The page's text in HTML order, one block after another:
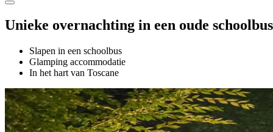
Unieke overnachting in een oude schoolbus
Slapen in een schoolbus
Glamping accommodatie
In het hart van Toscane